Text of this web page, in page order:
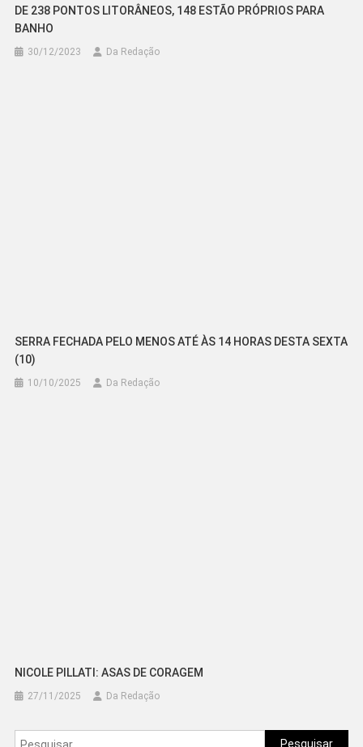
DE 238 PONTOS LITORÂNEOS, 148 ESTÃO PRÓPRIOS PARA
BANHO
30/12/2023 Da Redação
SERRA FECHADA PELO MENOS ATÉ ÀS 14 HORAS DESTA SEXTA
(10)
10/10/2025 Da Redação
NICOLE PILLATI: ASAS DE CORAGEM
27/11/2025 Da Redação
Pesquisar